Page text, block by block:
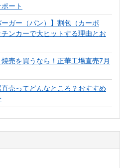
ート
ーガー（パン）】割包（カーポ
ンカーで大ヒットする理由とお
売を買うなら！正華工場直売7月
売ってどんなところ？おすすめ